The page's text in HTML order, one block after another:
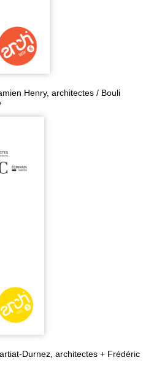
Henry, architectes / Bouli
Durnez, architectes + Frédéric